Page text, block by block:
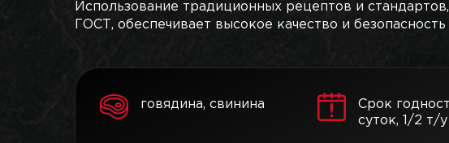
Использование традиционных рецептов и
ГОСТ, обеспечивает высокое качество и
говядина, свинина
Срок
суток, 1/2 т/